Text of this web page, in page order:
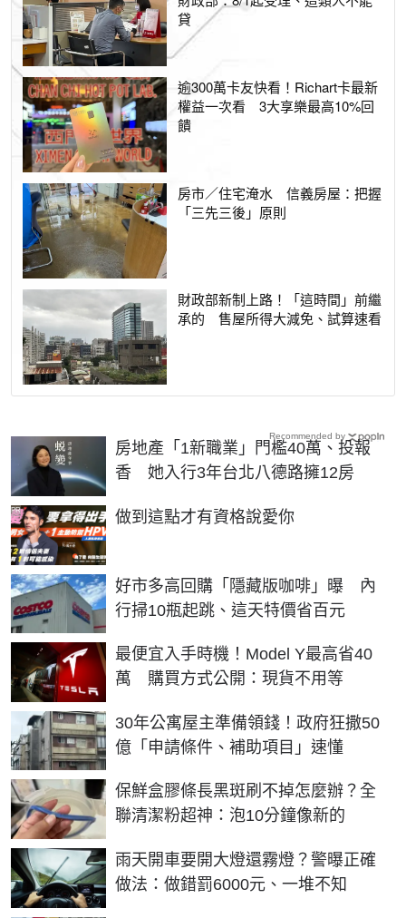
貸
逾300萬卡友快看！Richart卡最新
權益一次看 3大享樂最高10%回
饋
房市／住宅淹水 信義房屋：把握
「三先三後」原則
財政部新制上路！「這時間」前繼
承的 售屋所得大減免、試算速看
房地產「1新職業」門檻40萬、投報
香 她入行3年台北八德路擁12房
做到這點才有資格說愛你
PR
好市多高回購「隱藏版咖啡」曝 內
行掃10瓶起跳、這天特價省百元
最便宜入手時機！Model Y最高省40
萬 購買方式公開：現貨不用等
30年公寓屋主準備領錢！政府狂撒50
億「申請條件、補助項目」速懂
保鮮盒膠條長黑斑刷不掉怎麼辦？全
聯清潔粉超神：泡10分鐘像新的
雨天開車要開大燈還霧燈？警曝正確
做法：做錯罰6000元、一堆不知
Recommended by